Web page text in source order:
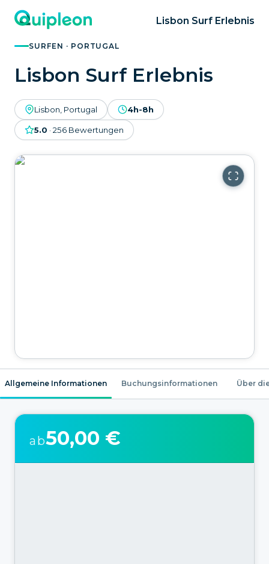
Lisbon Surf Erlebnis
SURFEN · PORTUGAL
Lisbon Surf Erlebnis
Lisbon, Portugal 4h-8h
5.0 · 256 Bewertungen
Allgemeine Informationen Buchungsinformationen Über
ab50,00 €